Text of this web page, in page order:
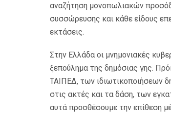
αναζήτηση μονοπωλιακών
συσσώρευσης και κάθε είδους
εκτάσεις.
Στην Ελλάδα οι μνημονιακές
ξεπούλημα της δημόσιας γης.
ΤΑΙΠΕΔ, των ιδιωτικοποιήσεων
στις ακτές και τα δάση, των
αυτά προσθέσουμε την επίθεση